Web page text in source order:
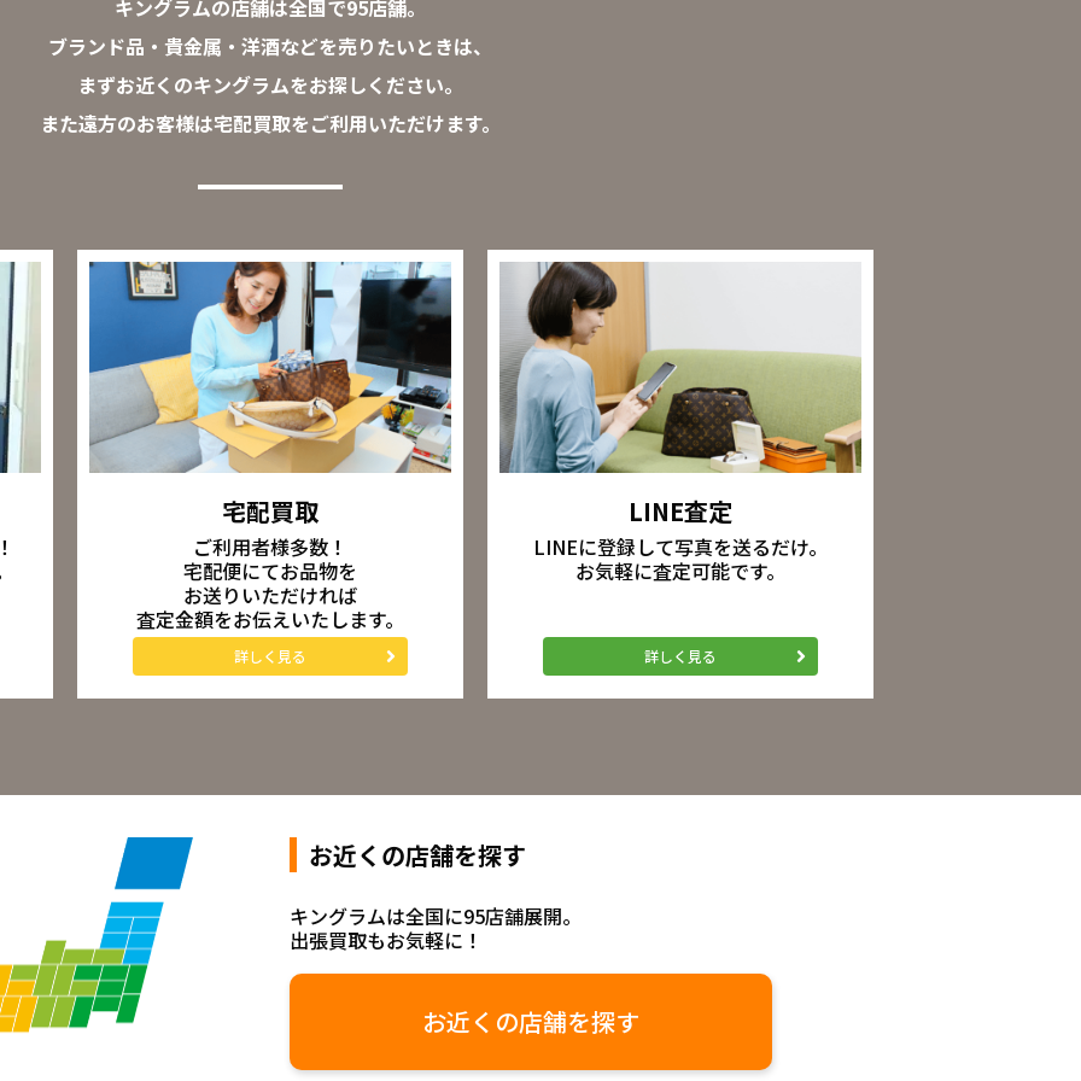
キングラムの店舗は全国で95店舗。
ブランド品・貴金属・洋酒などを売りたいときは、
まずお近くのキングラムをお探しください。
また遠方のお客様は宅配買取をご利用いただけます。
宅配買取
ご利用者様多数！
宅配便にてお品物を
お送りいただければ
査定金額をお伝えいたします。
詳しく見る
LINE査定
LINEに登録して写真を送るだけ。
お気軽に査定可能です。
詳しく見る
お近くの店舗を探す
キングラムは全国に95店舗展開。
出張買取もお気軽に！
お近くの店舗を探す